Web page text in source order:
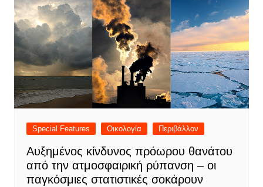
Special Features Οικολογία Περιβάλλον
Αυξημένος κίνδυνος πρόωρου θανάτου
από την ατμοσφαιρική ρύπανση – οι
παγκόσμιες στατιστικές σοκάρουν